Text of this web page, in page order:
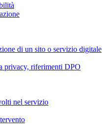
di un sito o servizio digitale
privacy, riferimenti DPO
nel servizio